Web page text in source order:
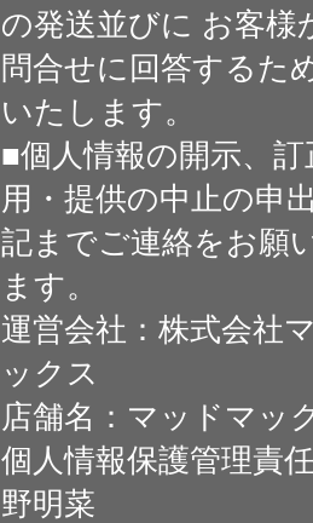
の発送並びに お客様
問合せに回答するた
いたします。
■個人情報の開示、
用・提供の中止の申
記までご連絡をお願
ます。
運営会社：株式会社
ックス
店舗名：マッドマッ
個人情報保護管理責
野明菜